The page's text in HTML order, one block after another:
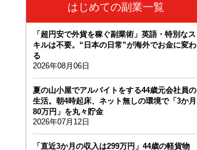
はじめての副業一覧
「超円安で外貨を稼ぐ副業術」英語・特別なス
キルは不要。“日本の日常”が海外でお金に変わ
る
2026年08月06日
夏の山小屋でアルバイトをする44歳元会社員の
生活。朝4時起床、ネット無しの環境で「3か月
80万円」を丸々貯金
2026年07月12日
「直近3か月の収入は299万円」44歳の軽貨物